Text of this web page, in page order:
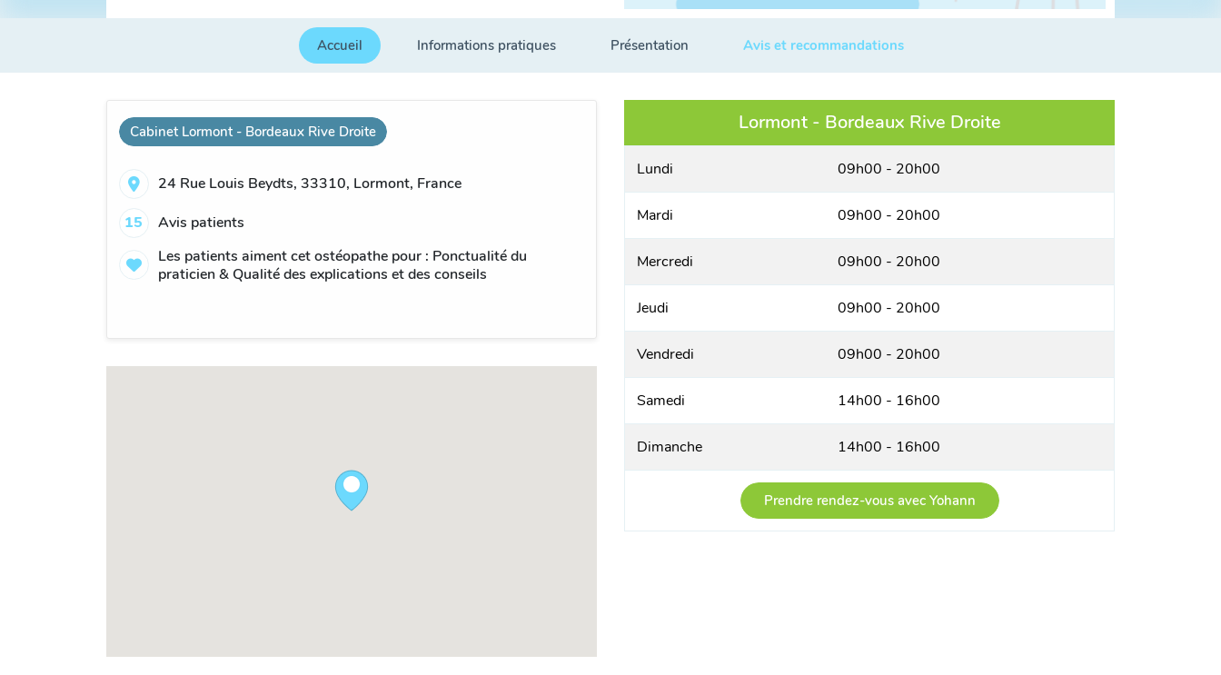
Accueil Informations pratiques Présentation Avis et recommandations
Cabinet Lormont - Bordeaux Rive Droite
24 Rue Louis Beydts, 33310, Lormont, France
15
Avis patients
Les patients aiment cet ostéopathe pour : Ponctualité du
praticien & Qualité des explications et des conseils
Lormont - Bordeaux Rive Droite
Lundi 09h00 - 20h00
Mardi 09h00 - 20h00
Mercredi 09h00 - 20h00
Jeudi 09h00 - 20h00
Vendredi 09h00 - 20h00
Samedi 14h00 - 16h00
Dimanche 14h00 - 16h00
Prendre rendez-vous avec Yohann